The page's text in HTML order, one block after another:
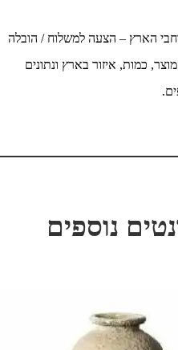
הארץ – הצעה למשלוח / הובלה
כמות, איזור בארץ ונתונים
נוספים